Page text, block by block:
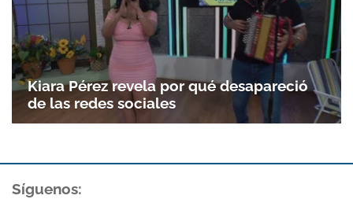
Kiara Pérez revela por qué desapareció
de las redes sociales
Síguenos: